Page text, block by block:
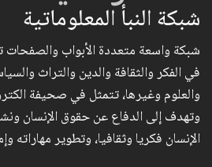
شبكة النبأ المعلوماتية
شبكة واسعة متعددة الأبواب
في الفكر والثقافة والدين والتراث
والعلوم وغيرها، تتمثل في صحيفة
وتهدف إلى الدفاع عن حقوق الإنسان
الإنسان فكريا وثقافيا، وتطوير مهاراته